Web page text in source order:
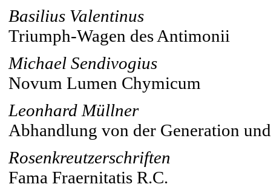
Basilius Valentinus
Triumph-Wagen des Antimonii
Michael Sendivogius
Novum Lumen Chymicum
Leonhard Müllner
Abhandlung von der Generation
Rosenkreutzerschriften
Fama Fraernitatis R.C.